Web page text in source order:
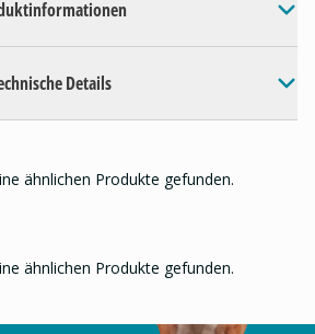
Details
ähnlichen Produkte gefunden.
ähnlichen Produkte gefunden.